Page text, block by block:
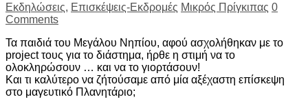
Εκδηλώσεις, Επισκέψεις-Εκδρομές Μικρός Πρίγκιπας 0
Comments
Τα παιδιά του Μεγάλου Νηπίου, αφού ασχολήθηκαν με το
project τους για το διάστημα, ήρθε η στιμή να το
ολοκληρώσουν … και να το γιορτάσουν!
Και τι καλύτερο να ζήτούσαμε από μία αξέχαστη επίσκεψη
στο μαγευτικό Πλανητάριο;